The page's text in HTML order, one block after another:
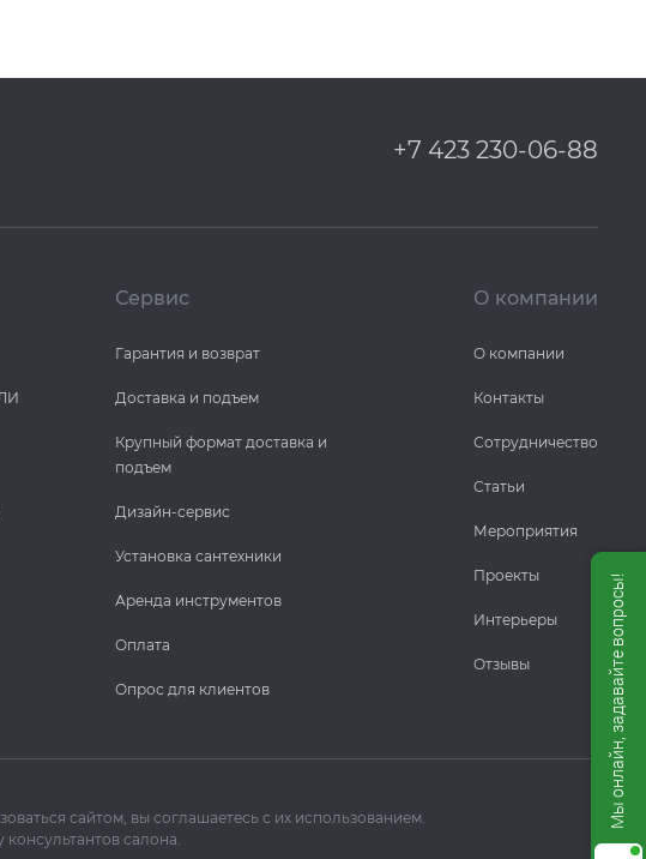
+7 423 230-06-88
Сервис
Гарантия и возврат
Доставка и подъем
Крупный формат доставка и
подъем
Дизайн-сервис
Установка сантехники
Аренда инструментов
Оплата
Опрос для клиентов
О компании
О компании
Контакты
Сотрудничество
Статьи
Мероприятия
Проекты
Интерьеры
Отзывы
сайтом, вы соглашаетесь с их использованием.
салона.
Мы онлайн, задавайте вопросы!